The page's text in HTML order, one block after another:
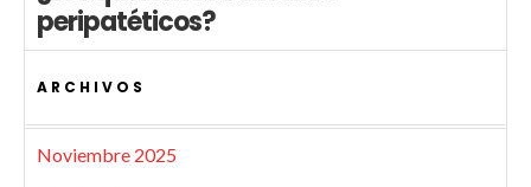
peripatéticos?
ARCHIVOS
Noviembre 2025